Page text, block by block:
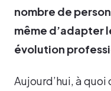
nombre de
même d’adapter
évolution
Aujourd’hui, à